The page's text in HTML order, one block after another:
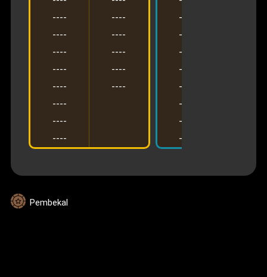
----
----
----
----
----
----
----
----
----
----
----
----
----
----
----
----
----
----
----
----
----
Pembekal